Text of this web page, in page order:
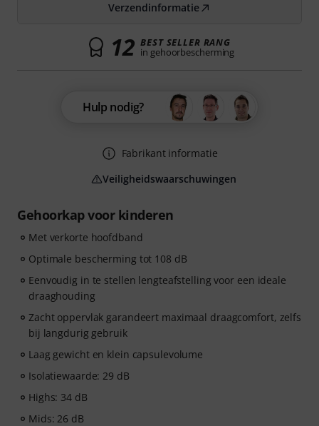
Gehoorkap voor kinderen
Met verkorte hoofdband
Optimale bescherming tot 108 dB
Eenvoudig in te stellen lengteafstelling voor een ideale
draaghouding
Zacht oppervlak garandeert maximaal draagcomfort, zelfs
bij langdurig gebruik
Laag gewicht en klein capsulevolume
Isolatiewaarde: 29 dB
Highs: 34 dB
Mids: 26 dB
Verzendinformatie
12 BEST SELLER RANG
in gehoorbescherming
Hulp nodig?
Fabrikant informatie
Veiligheidswaarschuwingen